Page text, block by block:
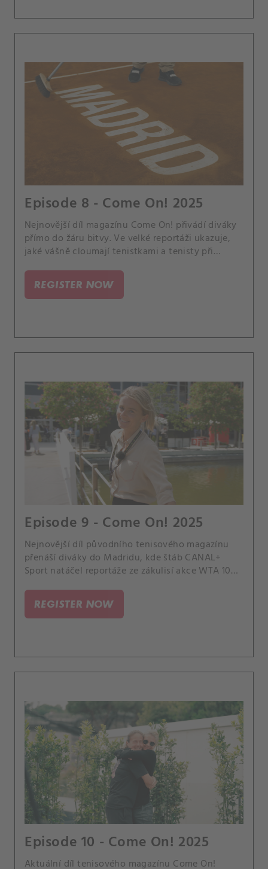
Episode 8 - Come On! 2025
Nejnovější díl magazínu Come On! přivádí diváky
přímo do žáru bitvy. Ve velké reportáži ukazuje,
jaké vášně cloumají tenistkami a tenisty při
REGISTER NOW
Episode 9 - Come On! 2025
Nejnovější díl původního tenisového magazínu
přenáší diváky do Madridu, kde štáb CANAL+
Sport natáčel reportáže ze zákulisí akce WTA 1000
průvodkyně se ujala bývalá světová pětka Daniela
Hantuchová.
REGISTER NOW
Episode 10 - Come On! 2025
Aktuální díl tenisového magazínu Come On!